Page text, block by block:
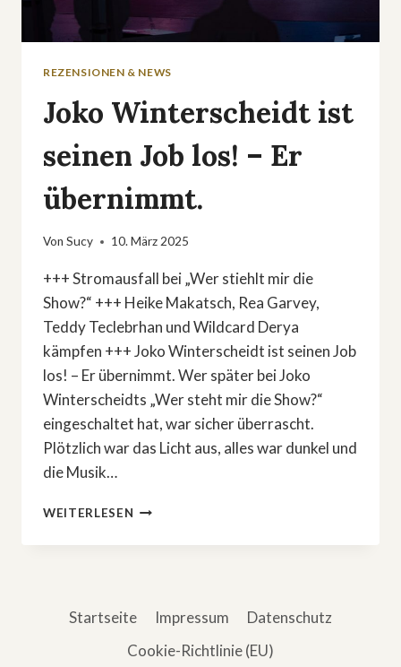
REZENSIONEN & NEWS
Joko Winterscheidt ist
seinen Job los! – Er
übernimmt.
Von Sucy 10. März 2025
+++ Stromausfall bei „Wer stiehlt mir die
Show?“ +++ Heike Makatsch, Rea Garvey,
Teddy Teclebrhan und Wildcard Derya
kämpfen +++ Joko Winterscheidt ist seinen Job
los! – Er übernimmt. Wer später bei Joko
Winterscheidts „Wer steht mir die Show?“
eingeschaltet hat, war sicher überrascht.
Plötzlich war das Licht aus, alles war dunkel und
die Musik…
WEITERLESEN JOKO
IST
–
ÜBERNIMMT.
Startseite Impressum
Datenschutz
Cookie-Richtlinie (EU)